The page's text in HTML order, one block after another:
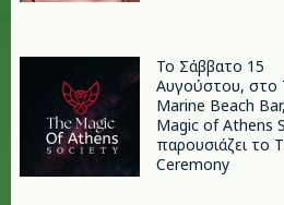
Το Σάββατο 15
Αυγούστου, στο
Marine Beach
Magic of Athens
παρουσιάζει το
Ceremony